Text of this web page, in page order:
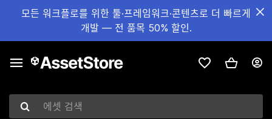
모든 워크플로를 위한 툴·프레임워크·콘텐츠로 더 빠르게
개발 — 전 품목 50% 할인.
에셋 검색